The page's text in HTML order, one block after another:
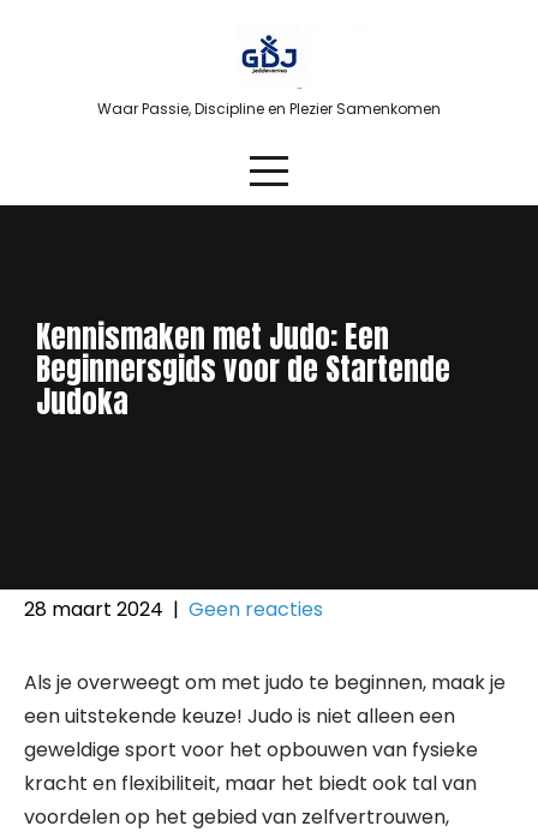
Waar Passie, Discipline en Plezier Samenkomen
Kennismaken met Judo: Een
Beginnersgids voor de Startende
Judoka
28 maart 2024 | Geen reacties
Als je overweegt om met judo te beginnen, maak je
een uitstekende keuze! Judo is niet alleen een
geweldige sport voor het opbouwen van fysieke
kracht en flexibiliteit, maar het biedt ook tal van
voordelen op het gebied van zelfvertrouwen,